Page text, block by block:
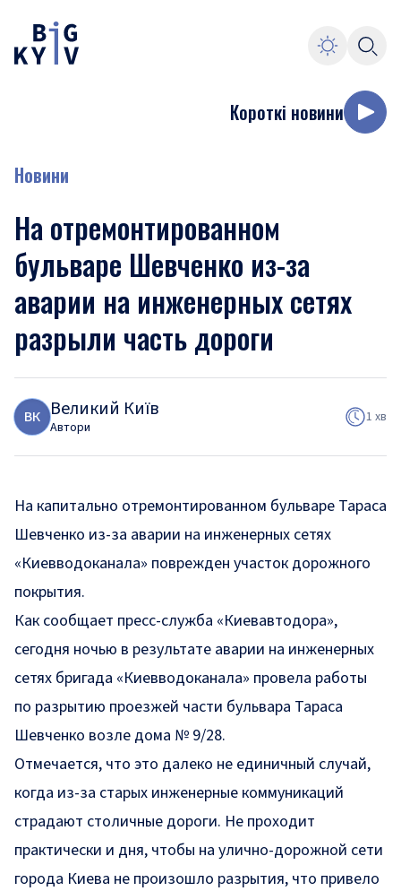
Короткі новини
Новини
На отремонтированном
бульваре Шевченко из-за
аварии на инженерных сетях
разрыли часть дороги
ВК Великий Київ
Автори
1 хв
На капитально отремонтированном бульваре Тараса
Шевченко из-за аварии на инженерных сетях
«Киевводоканала» поврежден участок дорожного
покрытия.
Как сообщает пресс-служба «Киевавтодора»,
сегодня ночью в результате аварии на инженерных
сетях бригада «Киевводоканала» провела работы
по разрытию проезжей части бульвара Тараса
Шевченко возле дома № 9/28.
Отмечается, что это далеко не единичный случай,
когда из-за старых инженерные коммуникаций
страдают столичные дороги. Не проходит
практически и дня, чтобы на улично-дорожной сети
города Киева не произошло разрытия, что привело